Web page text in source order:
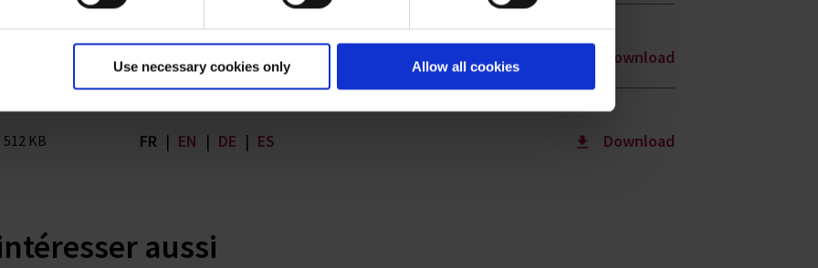
Use necessary cookies only Allow all cookies
Cylinders
DE Download
KB FR | EN | DE | ES Download
aussi